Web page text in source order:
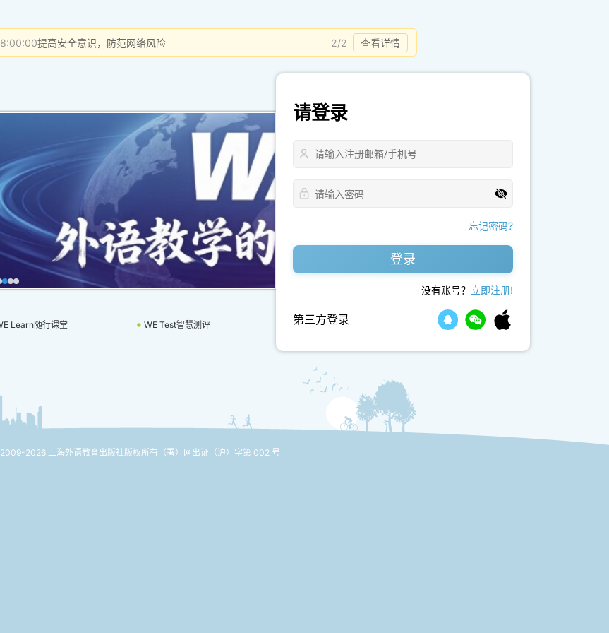
提高安全意识，防范网络风险 2/2 查看详情
Learn随行课堂
WE Test智慧测评
请登录
忘记密码?
登录
没有账号？ 立即注册!
第三方登录
2026 上海外语教育出版社版权所有 （署）网出证（沪）字第 002 号